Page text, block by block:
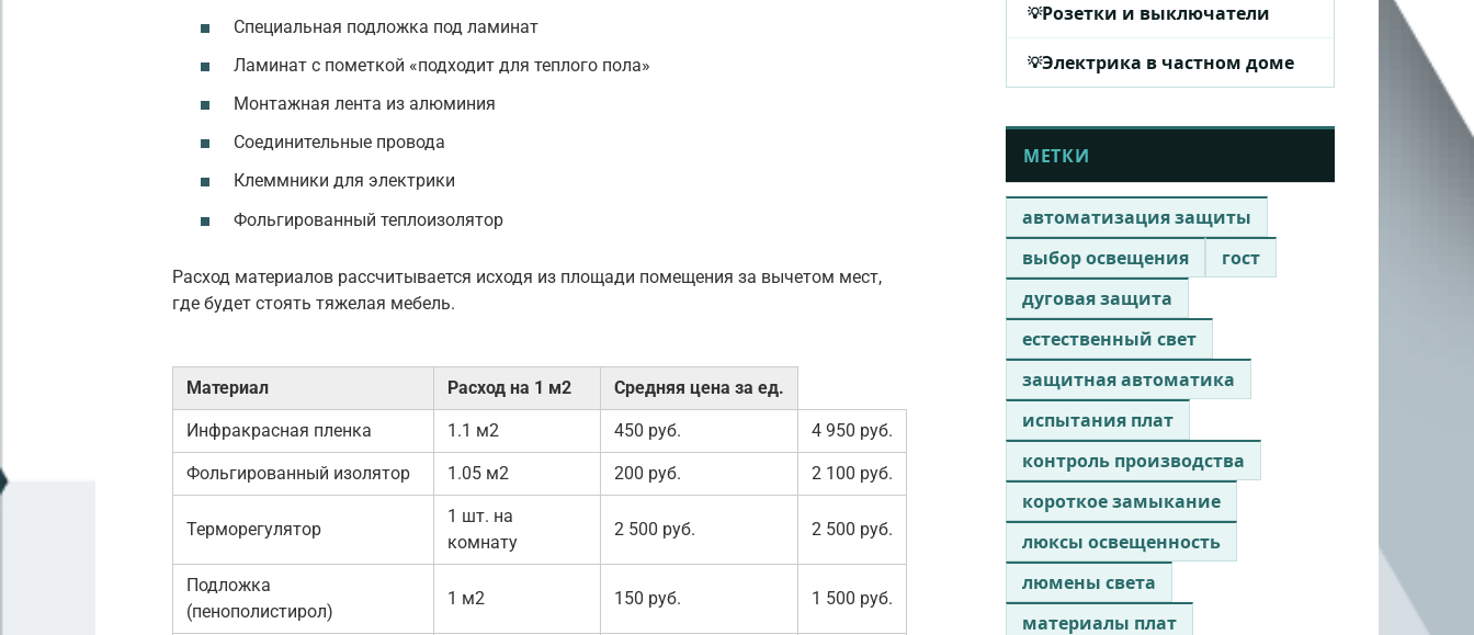
Специальная подложка под ламинат
Ламинат с пометкой «подходит для теплого пола»
Монтажная лента из алюминия
Соединительные провода
Клеммники для электрики
Фольгированный теплоизолятор
Расход материалов рассчитывается исходя из площади помещения за вычетом мест,
где будет стоять тяжелая мебель.
Материал Расход на 1 м2 Средняя цена за ед.
Инфракрасная пленка 1.1 м2 450 руб. 4 950 руб.
Фольгированный изолятор 1.05 м2 200 руб. 2 100 руб.
Терморегулятор
1 шт. на
комнату
2 500 руб. 2 500 руб.
Подложка
(пенополистирол)
1 м2 150 руб. 1 500 руб.
Розетки и выключатели
Электрика в частном доме
МЕТКИ
автоматизация защиты
выбор освещения
гост
дуговая защита
естественный свет
защитная автоматика
испытания плат
контроль производства
короткое замыкание
люксы освещенность
люмены света
материалы плат